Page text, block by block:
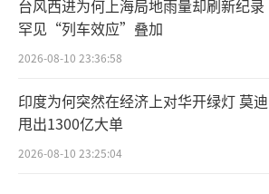
台风西进为何上海局地雨量却刷新纪录
罕见“列车效应”叠加
2026-08-10 23:36:58
印度为何突然在经济上对华开绿灯 莫迪
甩出1300亿大单
2026-08-10 23:25:04